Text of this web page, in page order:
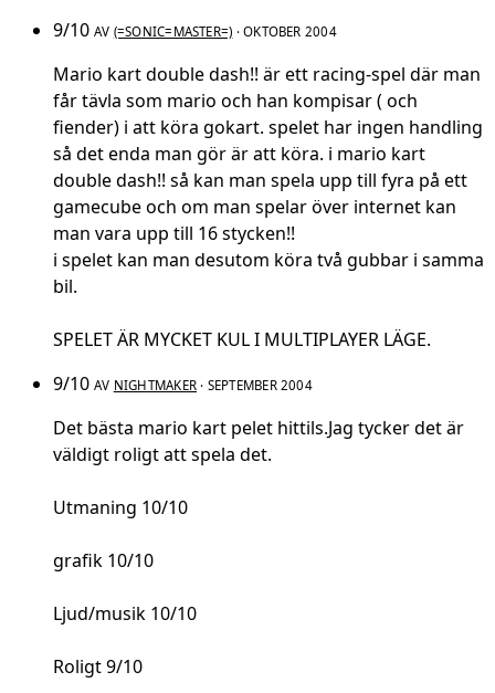
9/10 AV (=SONIC=MASTER=) · OKTOBER 2004
Mario kart double dash!! är ett racing-spel där man
får tävla som mario och han kompisar ( och
fiender) i att köra gokart. spelet har ingen handling
så det enda man gör är att köra. i mario kart
double dash!! så kan man spela upp till fyra på ett
gamecube och om man spelar över internet kan
man vara upp till 16 stycken!!
i spelet kan man desutom köra två gubbar i samma
bil.
SPELET ÄR MYCKET KUL I MULTIPLAYER LÄGE.
9/10 AV NIGHTMAKER · SEPTEMBER 2004
Det bästa mario kart pelet hittils.Jag tycker det är
väldigt roligt att spela det.
Utmaning 10/10
grafik 10/10
Ljud/musik 10/10
Roligt 9/10